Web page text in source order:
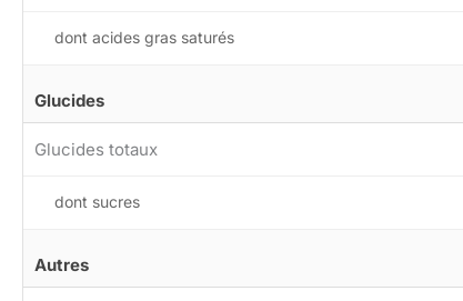
dont acides gras saturés
Glucides
Glucides totaux
dont sucres
Autres